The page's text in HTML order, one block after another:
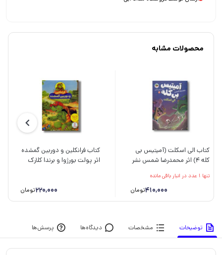
محصولات مشابه
کتاب الی اسکلت (آمیتیس بی
کله 4) اثر محمدرضا شمس نشر
تنها 1 عدد در انبار باقی مانده
410,000تومان
کتاب فرانکلین و دوربین گمشده
اثر پولت بورژوا و برندا کلارک
220,000تومان
توضیحات مشخصات دیدگاه‌ها پرسش‌ها